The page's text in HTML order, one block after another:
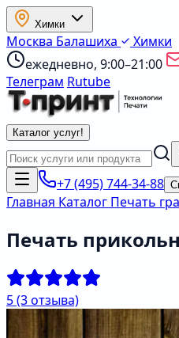
Химки
Москва Балашиха
Химки
ежедневно, 9:00–21:00
Телеграм Rutube
Каталог услуг!
+7 (495) 744-34-88
Главная Каталог Печать
Печать
5(3 отзыва)